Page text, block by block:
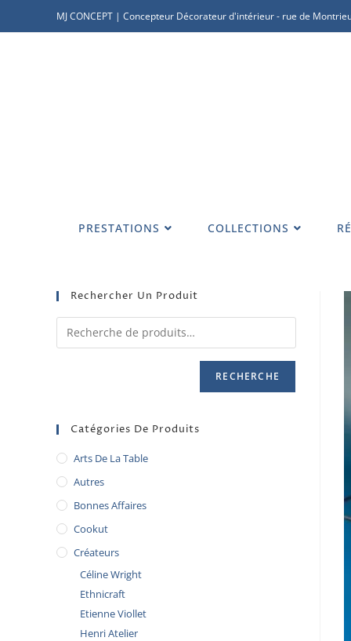
MJ CONCEPT | Concepteur Décorateur d'intérieur - rue de
PRESTATIONS COLLECTIONS
Rechercher Un Produit
RECHERCHE
Catégories De Produits
Arts De La Table
Autres
Bonnes Affaires
Cookut
Créateurs
Céline Wright
Ethnicraft
Etienne Viollet
Henri Atelier